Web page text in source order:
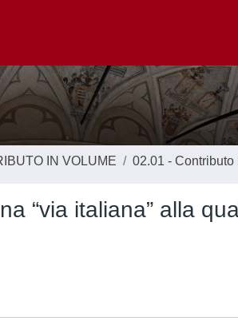
IN VOLUME 02.01 -
“via italiana” alla